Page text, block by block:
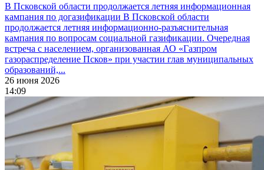
В Псковской области продолжается летняя информационная
кампания по догазификации В Псковской области
продолжается летняя информационно-разъяснительная
кампания по вопросам социальной газификации. Очередная
встреча с населением, организованная АО «Газпром
газораспределение Псков» при участии глав муниципальных
образований,...
26 июня 2026
14:09